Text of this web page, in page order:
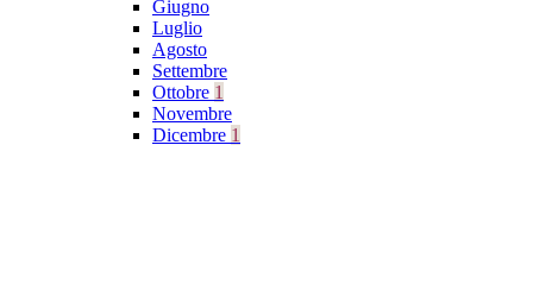
Giugno
Luglio
Agosto
Settembre
Ottobre 1
Novembre
Dicembre 1